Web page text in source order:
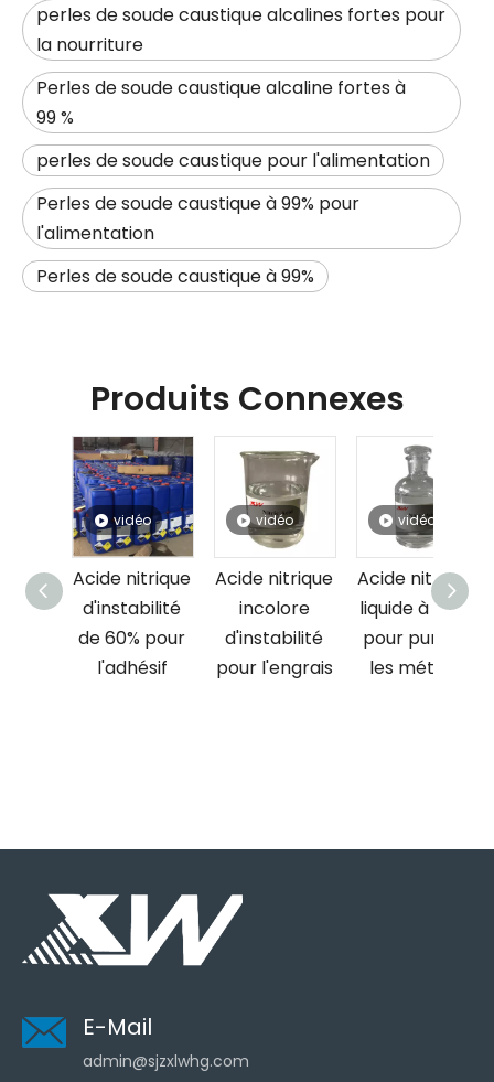
perles de soude caustique alcalines fortes pour
la nourriture
Perles de soude caustique alcaline fortes à
99 %
perles de soude caustique pour l'alimentation
Perles de soude caustique à 99% pour
l'alimentation
Perles de soude caustique à 99%
Produits Connexes
nitrique
vidéo
Acide nitrique
incolore
d'instabilité
pour l'engrais
vidéo
Acide nitrique
liquide à 60 %
pour purifier
les métaux
vidéo
Acide
liquide à 68
pour
E-Mail
admin@sjzxlwhg.com